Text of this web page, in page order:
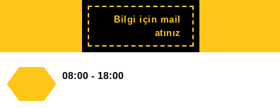
Bilgi için mail
atınız Şimdi
kayıt
08:00 - 18:00